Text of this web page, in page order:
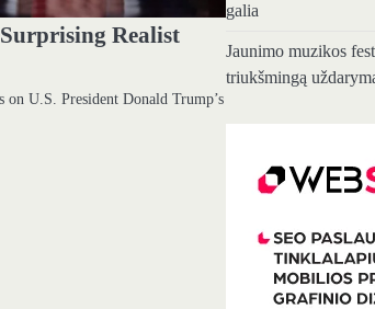
Realist
on U.S. President Donald Trump’s
galia
Jaunimo muzikos
triukšmingą